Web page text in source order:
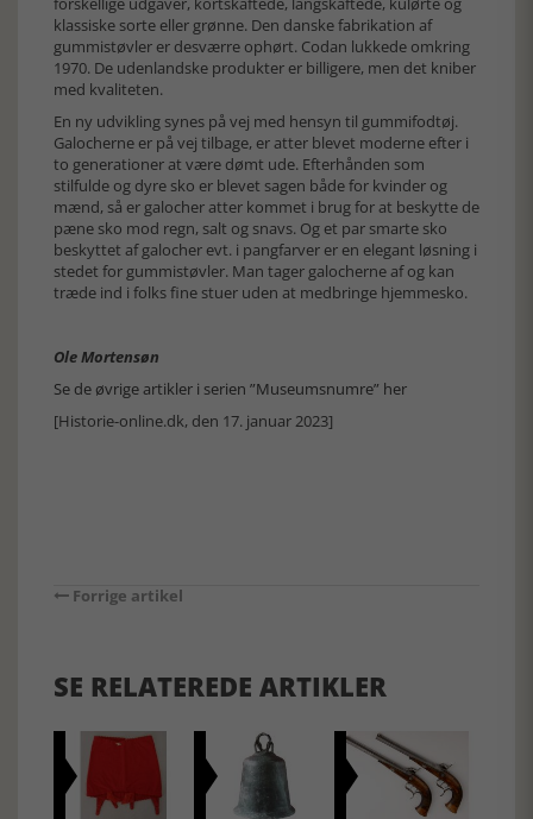
klassiske sorte eller grønne. Den danske fabrikation af
gummistøvler er desværre ophørt. Codan lukkede omkring
1970. De udenlandske produkter er billigere, men det kniber
med kvaliteten.
En ny udvikling synes på vej med hensyn til gummifodtøj.
Galocherne er på vej tilbage, er atter blevet moderne efter i
to generationer at være dømt ude. Efterhånden som
stilfulde og dyre sko er blevet sagen både for kvinder og
mænd, så er galocher atter kommet i brug for at beskytte de
pæne sko mod regn, salt og snavs. Og et par smarte sko
beskyttet af galocher evt. i pangfarver er en elegant løsning i
stedet for gummistøvler. Man tager galocherne af og kan
træde ind i folks fine stuer uden at medbringe hjemmesko.
Ole Mortensøn
Se de øvrige artikler i serien ”Museumsnumre” her
[Historie-online.dk, den 17. januar 2023]
Forrige artikel
SE RELATEREDE ARTIKLER